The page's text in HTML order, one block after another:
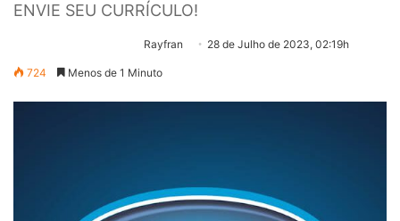
ENVIE SEU CURRÍCULO!
Rayfran 28 de Julho de 2023, 02:19h
724 Menos de 1 Minuto